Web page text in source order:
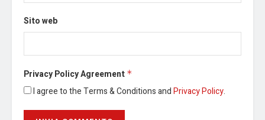
Sito web
Privacy Policy Agreement *
I agree to the Terms & Conditions andPrivacy Policy.